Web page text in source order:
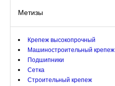
Метизы
Крепеж высокопрочный
Машиностроительный крепеж
Подшипники
Сетка
Строительный крепеж